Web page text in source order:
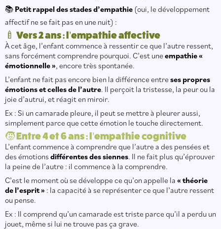
📚 Petit rappel des stades d’empathie (oui, le développement
affectif ne se fait pas en une nuit) :
🍼 Vers 2 ans : l’empathie affective
À cet âge, l’enfant commence à ressentir ce que l’autre ressent,
sans forcément comprendre pourquoi. C’est uneempathie «
émotionnelle », encore très spontanée.
L’enfant ne fait pas encore bien la différence entreses propres
émotions et celles de l’autre. Il perçoit la tristesse, la peur ou la
joie d’autrui, et réagit en miroir.
Ex : Si un camarade pleure, il peut se mettre à pleurer aussi,
simplement parce que cette émotion le touche directement.
🧒 Entre 4 et 6 ans : l’empathie cognitive
L’enfant commence à comprendre que l’autre a des pensées et
des émotions différentes des siennes. Il ne fait plus qu’éprouver
la peine de l’autre : il commence à la comprendre.
C’est le moment où se développe ce qu’on appelle la « théorie
de l’esprit » : la capacité à se représenter ce que l’autre ressent
ou pense.
Ex : Il comprend qu’un camarade est triste parce qu’il a perdu un
jouet, même si lui ne trouve pas ça grave.